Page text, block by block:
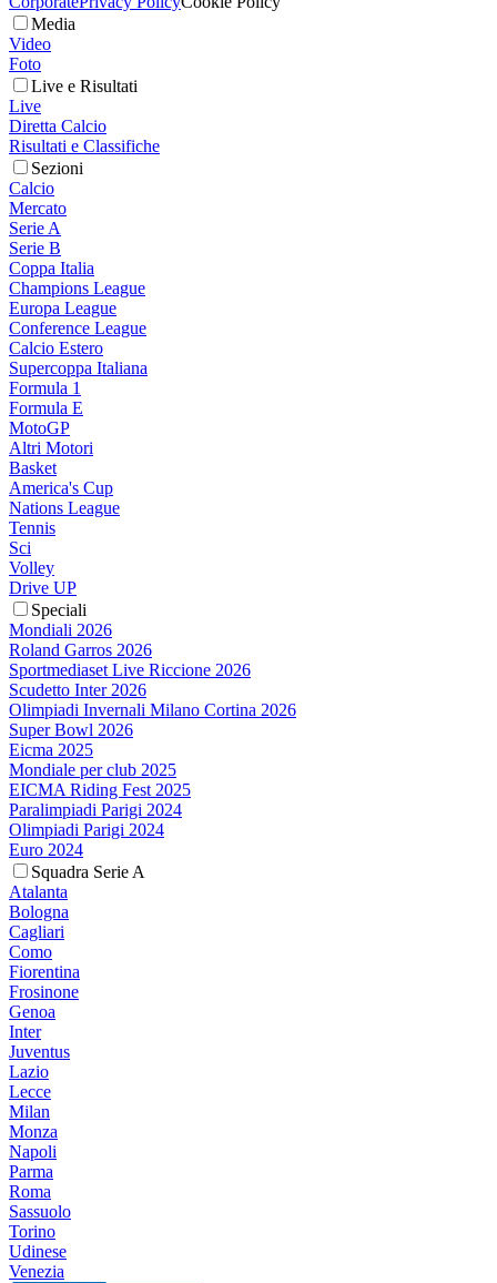
Media
Video
Foto
Live e Risultati
Live
Diretta Calcio
Risultati e Classifiche
Sezioni
Calcio
Mercato
Serie A
Serie B
Coppa Italia
Champions League
Europa League
Conference League
Calcio Estero
Supercoppa Italiana
Formula 1
Formula E
MotoGP
Altri Motori
Basket
America's Cup
Nations League
Tennis
Sci
Volley
Drive UP
Speciali
Mondiali 2026
Roland Garros 2026
Sportmediaset Live Riccione 2026
Scudetto Inter 2026
Olimpiadi Invernali Milano Cortina 2026
Super Bowl 2026
Eicma 2025
Mondiale per club 2025
EICMA Riding Fest 2025
Paralimpiadi Parigi 2024
Olimpiadi Parigi 2024
Euro 2024
Squadra Serie A
Atalanta
Bologna
Cagliari
Como
Fiorentina
Frosinone
Genoa
Inter
Juventus
Lazio
Lecce
Milan
Monza
Napoli
Parma
Roma
Sassuolo
Torino
Udinese
Venezia